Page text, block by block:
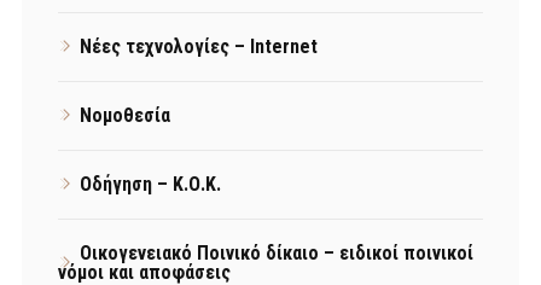
Νέες τεχνολογίες – Internet
Νομοθεσία
Οδήγηση – Κ.Ο.Κ.
Οικογενειακό Ποινικό δίκαιο – ειδικοί ποινικοί
νόμοι και αποφάσεις